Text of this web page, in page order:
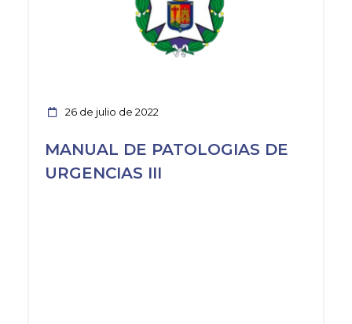
26 de julio de 2022
MANUAL DE PATOLOGIAS DE
URGENCIAS III